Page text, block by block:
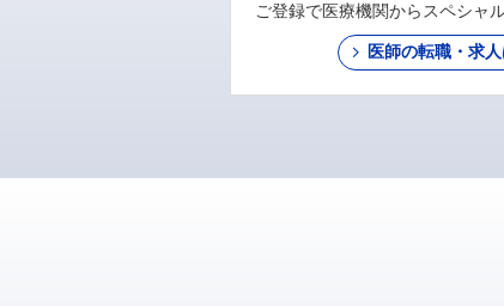
ご登録で医療機関からスペシャ
医師の転職・求